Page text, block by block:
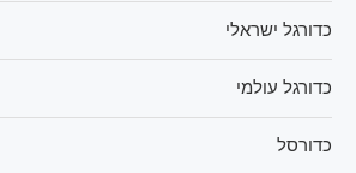
כדורגל ישראלי
כדורגל עולמי
כדורסל